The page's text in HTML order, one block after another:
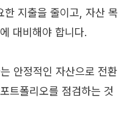
한 지출을 줄이고, 자산 목
대비해야 합니다.
안정적인 자산으로 전환
트폴리오를 점검하는 것